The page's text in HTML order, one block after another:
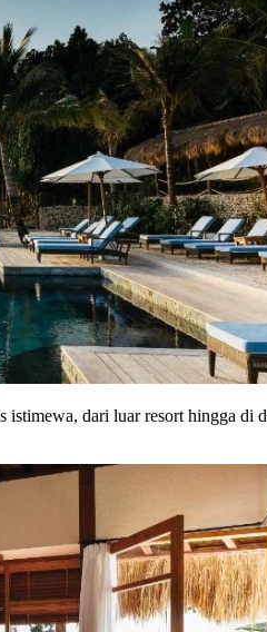
dari luar resort hingga di